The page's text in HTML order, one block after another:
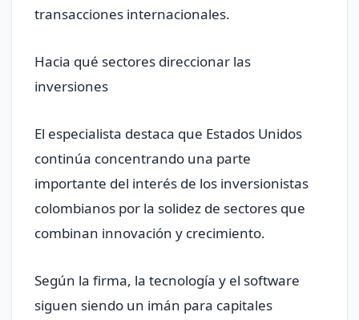
transacciones internacionales.
Hacia qué sectores direccionar las
inversiones
El especialista destaca que Estados Unidos
continúa concentrando una parte
importante del interés de los inversionistas
colombianos por la solidez de sectores que
combinan innovación y crecimiento.
Según la firma, la tecnología y el software
siguen siendo un imán para capitales